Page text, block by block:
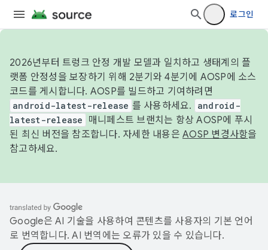
로그인
2026년부터 트렁크 안정 개발 모델과 일치하고 생태계의 플
랫폼 안정성을 보장하기 위해 2분기와 4분기에 AOSP에 소스
코드를 게시합니다. AOSP를 빌드하고 기여하려면
android-latest-release 를 사용하세요.
android-
latest-release
매니페스트 브랜치는 항상 AOSP에 푸시
된 최신 버전을 참조합니다. 자세한 내용은 AOSP 변경사항을
참고하세요.
Google은 AI 기술을 사용하여 콘텐츠를 사용자의 기본 언어
로 번역합니다. AI 번역에는 오류가 있을 수 있습니다.